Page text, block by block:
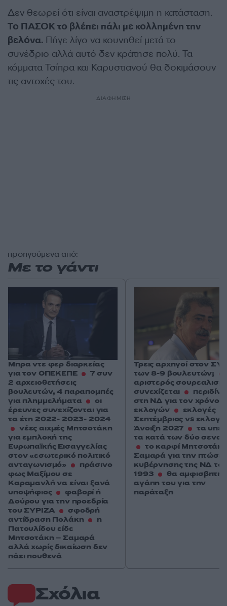
Δεν θεωρεί ότι είναι αναστρέψιμη η κατάσταση.
Το ΠΑΣΟΚ το βλέπει πάλι με κολλημένη την
βελόνα. Πήγε λίγο να κουνηθεί μετά το
συνέδριο αλλά αυτό δεν κράτησε πολύ. Τα
κόμματα Τσίπρα και Καρυστιανού θα δοκιμάσουν
τις αντοχές του.
ΔΙΑΦΗΜΙΣΗ
Σχόλια
προηγούμενα από:
Με το γάντι
Μπρα ντε φερ διαρκείας
για τον ΟΠΕΚΕΠΕ
7 συν
2 αρχειοθετήσεις
βουλευτών, 4 παραπομπές
για πλημμελήματα
οι
έρευνες συνεχίζονται για
τα έτη 2022- 2023- 2024
νέες αιχμές Μητσοτάκη
για εμπλοκή της
Ευρωπαϊκής Εισαγγελίας
στον «εσωτερικό πολιτικό
ανταγωνισμό»
πράσινο
φως Μαξίμου σε
Καραμανλή να είναι ξανά
υποψήφιος
φαβορί ή
Δούρου για την προεδρία
του ΣΥΡΙΖΑ
σφοδρή
αντίδραση Πολάκη
η
Πατουλίδου είδε
Μητσοτάκη – Σαμαρά
αλλά χωρίς δικαίωση δεν
πάει πουθενά
Τρεις αρχηγοί στον
των 8-9 βουλευτών;
αριστερός
συνεχίζεται
στη ΝΔ για τον χρόνο
εκλογών
εκλογές
Σεπτέμβριος vs
Άνοιξη 2027
τα
τα κατά των δύο
το καρφί
Σαμαρά για την πτώση
κυβέρνησης της ΝΔ το
1993
θα
αγάπη του για την
παράταξη